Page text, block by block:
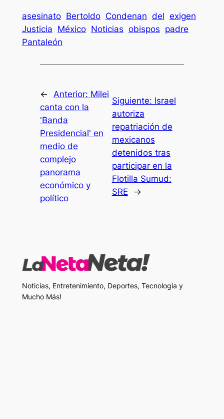
asesinato Bertoldo Condenan del exigen
Justicia México Noticias obispos padre
Pantaleón
← Anterior: Milei
canta con la
'Banda
Presidencial' en
medio de
complejo
panorama
económico y
político
Siguiente: Israel
autoriza
repatriación de
mexicanos
detenidos tras
participar en la
Flotilla Sumud:
SRE
→
Noticias, Entretenimiento, Deportes, Tecnología y
Mucho Más!